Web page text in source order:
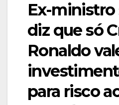
Ex-ministro
diz que só
Ronaldo
para risco